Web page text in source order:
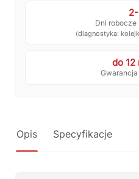
Dni robocze
(diagnostyka:
do 12
Opis Specyfikacje
Reklamacja naprawy